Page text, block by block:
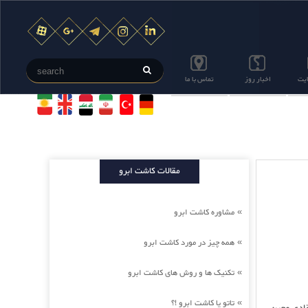
اخبار روز تماس با ما
مقالات کاشت ابرو
» مشاوره کاشت ابرو
» همه چیز در مورد کاشت ابرو
» تکنیک ها و روش های کاشت ابرو
» تاتو یا کاشت ابرو !؟